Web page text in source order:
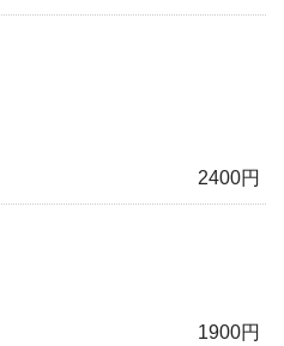
2400円
1900円